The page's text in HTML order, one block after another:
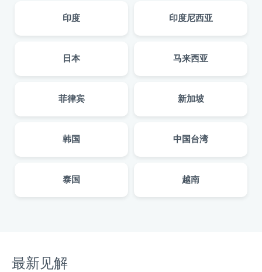
印度 印度尼西亚
日本 马来西亚
菲律宾 新加坡
韩国 中国台湾
泰国 越南
最新见解